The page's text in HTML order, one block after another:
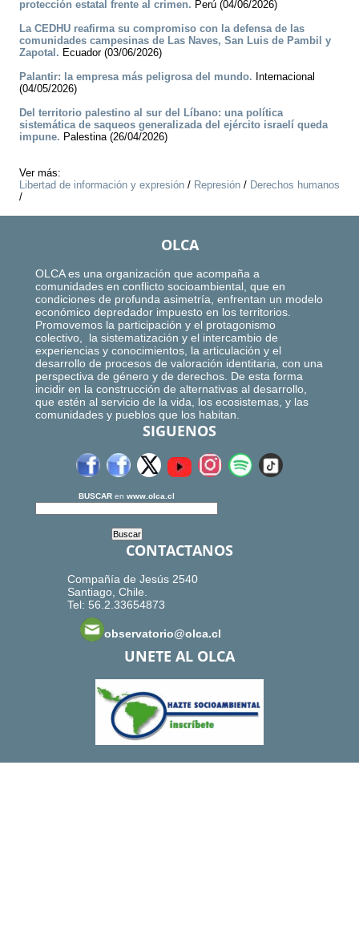
protección estatal frente al crimen. Perú (04/06/2026)
La CEDHU reafirma su compromiso con la defensa de las
comunidades campesinas de Las Naves, San Luis de Pambil y
Zapotal. Ecuador (03/06/2026)
Palantir: la empresa más peligrosa del mundo. Internacional
(04/05/2026)
Del territorio palestino al sur del Líbano: una política
sistemática de saqueos generalizada del ejército israelí queda
impune. Palestina (26/04/2026)
Ver más:
Libertad de información y expresión / Represión / Derechos humanos
/
OLCA
OLCA es una organización que acompaña a
comunidades en conflicto socioambiental, que en
condiciones de profunda asimetría, enfrentan un modelo
económico depredador impuesto en los territorios.
Promovemos la participación y el protagonismo
colectivo, la sistematización y el intercambio de
experiencias y conocimientos, la articulación y el
desarrollo de procesos de valoración identitaria, con una
perspectiva de género y de derechos. De esta forma
incidir en la construcción de alternativas al desarrollo,
que estén al servicio de la vida, los ecosistemas, y las
comunidades y pueblos que los habitan.
SIGUENOS
BUSCAR en www.olca.cl
CONTACTANOS
Compañía de Jesús 2540
Santiago, Chile.
Tel: 56.2.33654873
observatorio@olca.cl
UNETE AL OLCA